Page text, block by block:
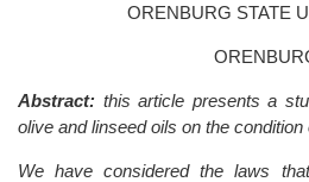
ORENBURG STATE
Abstract: this article presents a
olive and linseed oils on the condition
We have considered the laws